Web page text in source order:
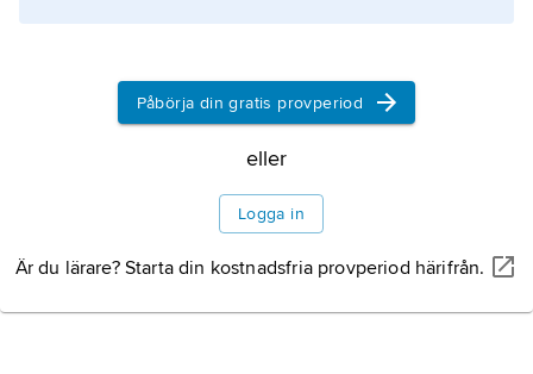
Påbörja din gratis provperiod
eller
Logga in
Är du lärare? Starta din kostnadsfria provperiod härifrån.